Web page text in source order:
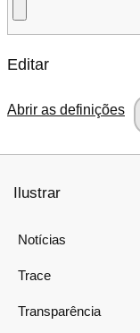
Editar
Abrir as definições
Ilustrar
Notícias
Trace
Transparência